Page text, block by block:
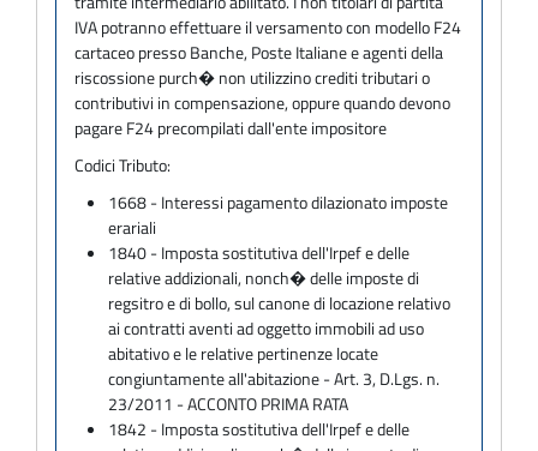
IVA potranno effettuare il versamento con modello F24
cartaceo presso Banche, Poste Italiane e agenti della
riscossione purch� non utilizzino crediti tributari o
contributivi in compensazione, oppure quando devono
pagare F24 precompilati dall'ente impositore
Codici Tributo:
1668 - Interessi pagamento dilazionato imposte
erariali
1840 - Imposta sostitutiva dell'Irpef e delle
relative addizionali, nonch� delle imposte di
regsitro e di bollo, sul canone di locazione relativo
ai contratti aventi ad oggetto immobili ad uso
abitativo e le relative pertinenze locate
congiuntamente all'abitazione - Art. 3, D.Lgs. n.
23/2011 - ACCONTO PRIMA RATA
1842 - Imposta sostitutiva dell'Irpef e delle